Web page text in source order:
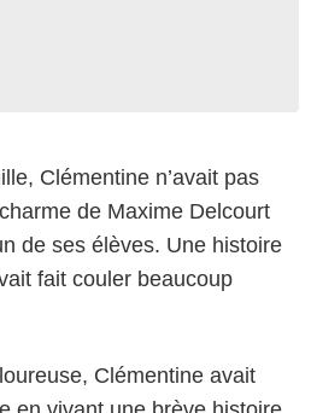
Clémentine n’avait pas
de Maxime Delcourt
de ses élèves. Une histoire
fait couler beaucoup
Clémentine avait